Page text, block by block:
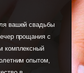
вашей свадьбы
прощания с
комплексный
опытом,